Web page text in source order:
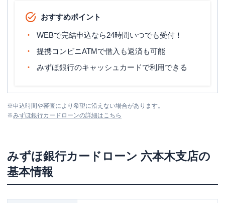
おすすめポイント
WEBで完結申込なら24時間いつでも受付！
提携コンビニATMで借入も返済も可能
みずほ銀行のキャッシュカードで利用できる
※申込時間や審査により希望に沿えない場合があります。
※みずほ銀行カードローンの詳細はこちら
みずほ銀行カードローン 六本木支店の
基本情報